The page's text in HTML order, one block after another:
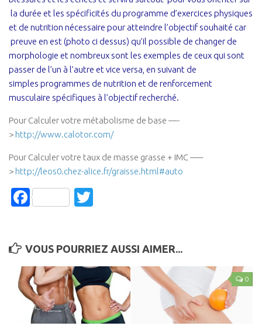
la durée et les spécificités du programme d’exercices physiques
et de nutrition nécessaire pour atteindre l’objectif souhaité car
preuve en est (photo ci dessus) qu’il possible de changer de
morphologie et nombreux sont les exemples de ceux qui sont
passer de l’un à l’autre et vice versa, en suivant de
simples programmes de nutrition et de renforcement
musculaire spécifiques à l’objectif recherché.
Pour Calculer votre métabolisme de base —-
> http://www.calotor.com/
Pour Calculer votre taux de masse grasse + IMC —–
> http://leos0.chez-alice.fr/graisse.html#auto
Facebook
VOUS POURRIEZ AUSSI AIMER...
0